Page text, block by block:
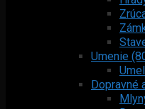
Umenie
Dopravné